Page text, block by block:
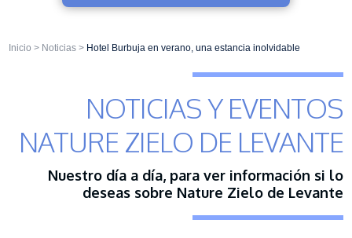
Inicio > Noticias > Hotel Burbuja en verano, una estancia inolvidable
NOTICIAS Y EVENTOS
NATURE ZIELO DE LEVANTE
Nuestro día a día, para ver información si lo
deseas sobre Nature Zielo de Levante